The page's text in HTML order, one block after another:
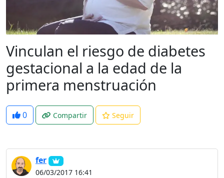
Vinculan el riesgo de diabetes
gestacional a la edad de la
primera menstruación
0 Compartir Seguir
fer
06/03/2017 16:41